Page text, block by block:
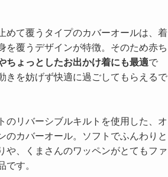
めて覆うタイプのカバーオールは、着
を覆うデザインが特徴。そのため赤ち
ちょっとしたお出かけ着にも最適で
きを妨げず快適に過ごしてもらえるで
のリバーシブルキルトを使用した、オ
のカバーオール。ソフトでふんわりと
や、くまさんのワッペンがとてもファ
です。